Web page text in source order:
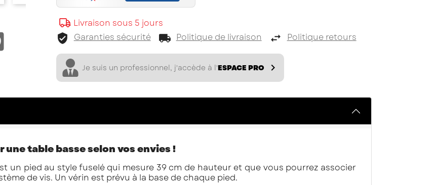
Livraison sous 5 jours
Garanties sécurité
Politique de livraison Politique retours
Je suis un professionnel, j'accède à l'ESPACE PRO 
une table basse selon vos envies !
un pied au style fuselé qui mesure 39 cm de hauteur et que vous pourrez associer
de vis. Un vérin est prévu à la base de chaque pied.